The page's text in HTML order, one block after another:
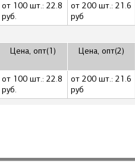
от 100 шт.: 22.8
руб.
от 200 шт.: 21.6
руб
Цена, опт(1) Цена, опт(2)
от 100 шт.: 22.8
руб.
от 200 шт.: 21.6
руб